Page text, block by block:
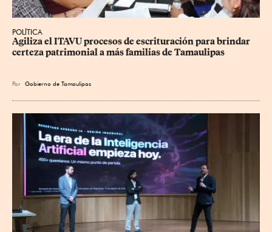
POLÍTICA
Agiliza el ITAVU procesos de escrituración para brindar
certeza patrimonial a más familias de Tamaulipas
Por Gobierno de Tamaulipas